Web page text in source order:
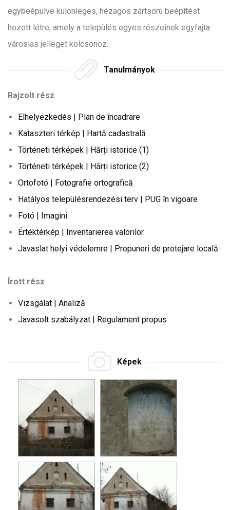
egybeépülve különleges, hézagos zártsorú beépítést
hozott létre, amely a település egyes részeinek egyfajta
városias jelleget kölcsönöz.
Tanulmányok
Rajzolt rész
Elhelyezkedés | Plan de încadrare
Kataszteri térkép | Hartă cadastrală
Történeti térképek | Hărți istorice (1)
Történeti térképek | Hărți istorice (2)
Ortofotó | Fotografie ortografică
Hatályos településrendezési terv | PUG în vigoare
Fotó | Imagini
Értéktérkép | Inventarierea valorilor
Javaslat helyi védelemre | Propuneri de protejare locală
Írott rész
Vizsgálat | Analiză
Javasolt szabályzat | Regulament propus
Képek